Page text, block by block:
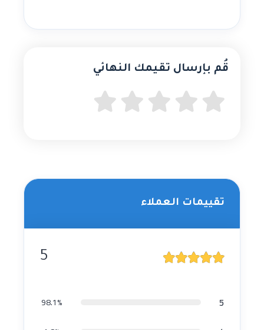
قُم بإرسال تقيمك النهائي
تقييمات العملاء
5
5
98.1%